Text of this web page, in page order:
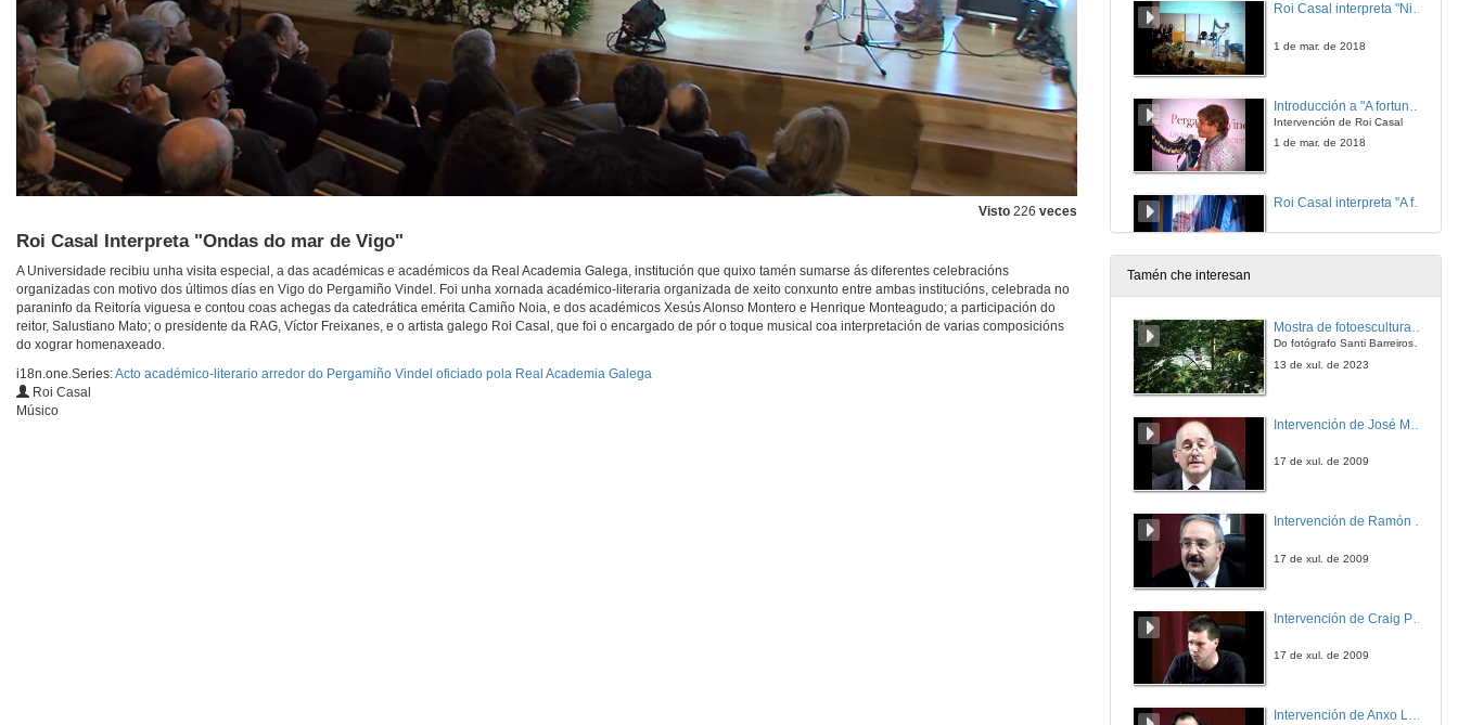
Visto 226 veces
Roi Casal Interpreta "Ondas do mar de Vigo"
A Universidade recibiu unha visita especial, a das académicas e académicos da Real Academia Galega, institución que quixo tamén sumarse ás diferentes celebracións
organizadas con motivo dos últimos días en Vigo do Pergamiño Vindel. Foi unha xornada académico-literaria organizada de xeito conxunto entre ambas institucións, celebrada no
paraninfo da Reitoría viguesa e contou coas achegas da catedrática emérita Camiño Noia, e dos académicos Xesús Alonso Montero e Henrique Monteagudo; a participación do
reitor, Salustiano Mato; o presidente da RAG, Víctor Freixanes, e o artista galego Roi Casal, que foi o encargado de pór o toque musical coa interpretación de varias composicións
do xograr homenaxeado.
i18n.one.Series:Acto académico-literario arredor do Pergamiño Vindel oficiado pola Real Academia Galega
Roi Casal
Músico
Roi Casal interpreta "Ninfa das Frescas Augas"
1 de mar. de 2018
Intervención de Roi Casal
1 de mar. de 2018
Roi Casal interpreta "A fortuna de poderte amar"
Intervención de Salustiano Mato e despedida del acto
1 de mar. de 2018
Tamén che interesan
Mostra de fotoesculturas Overtraz
Do fotógrafo Santi Barreiros e o escultor Nito Contreras.
13 de xul. de 2023
17 de xul. de 2009
Intervención de Ramón Villlares
17 de xul. de 2009
17 de xul. de 2009
Intervención de Anxo Lorenzo